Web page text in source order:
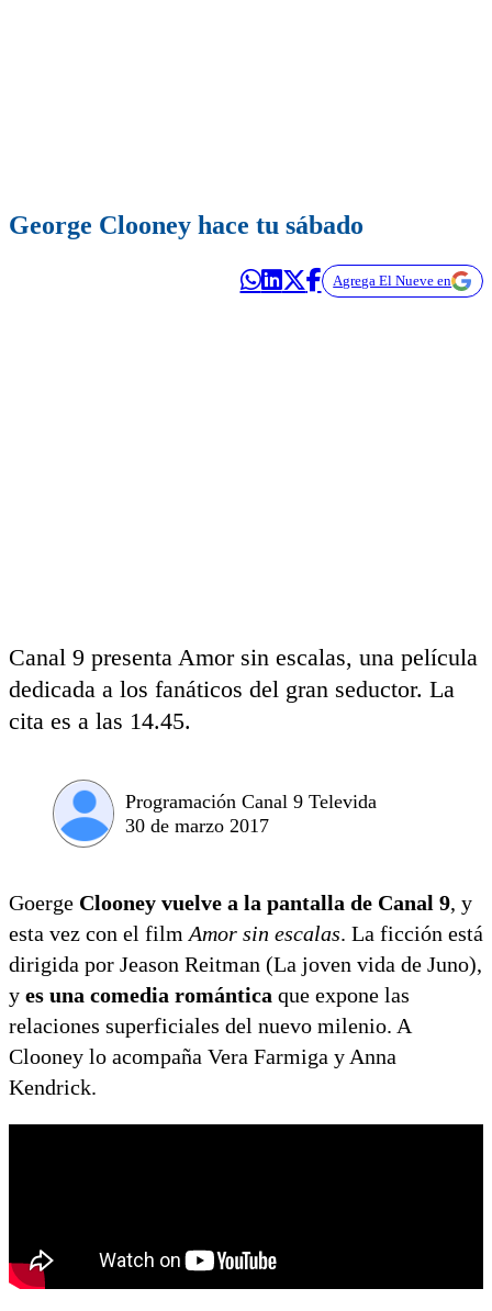
George Clooney hace tu sábado
Agrega El Nueve en
Canal 9 presenta Amor sin escalas, una película
dedicada a los fanáticos del gran seductor. La
cita es a las 14.45.
Programación Canal 9 Televida
30 de marzo 2017
Goerge Clooney vuelve a la pantalla de Canal 9, y
esta vez con el film Amor sin escalas. La ficción está
dirigida por Jeason Reitman (La joven vida de Juno),
y es una comedia romántica que expone las
relaciones superficiales del nuevo milenio. A
Clooney lo acompaña Vera Farmiga y Anna
Kendrick.